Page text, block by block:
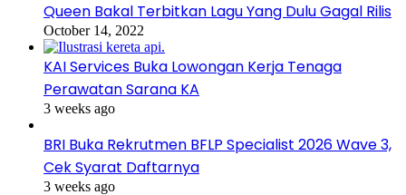
Queen Bakal Terbitkan Lagu Yang Dulu Gagal Rilis
October 14, 2022
KAI Services Buka Lowongan Kerja Tenaga
Perawatan Sarana KA
3 weeks ago
BRI Buka Rekrutmen BFLP Specialist 2026 Wave 3,
Cek Syarat Daftarnya
3 weeks ago